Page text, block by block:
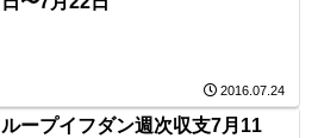
2016.07.24
ループイフダン週次収支7月11